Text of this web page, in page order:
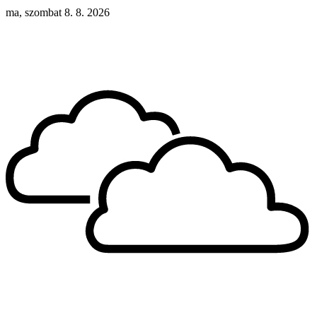
ma, szombat 8. 8. 2026